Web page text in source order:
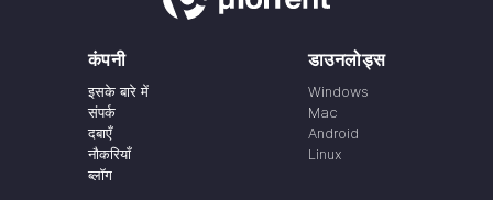
कंपनी
इसके बारे में
संपर्क
दबाएँ
नौकरियाँ
ब्लॉग
डाउनलोड्स
Windows
Mac
Android
Linux